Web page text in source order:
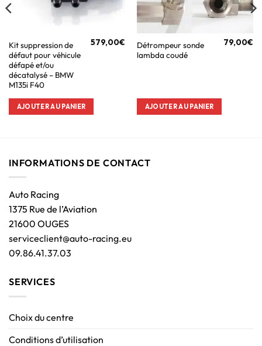
Kit suppression de
défaut pour véhicule
défapé et/ou
décatalysé – BMW
M135i F40
579,00€
AJOUTER AU PANIER
Détrompeur sonde
lambda coudé
79,00€
AJOUTER AU PANIER
INFORMATIONS DE CONTACT
Auto Racing
1375 Rue de l’Aviation
21600 OUGES
serviceclient@auto-racing.eu
09.86.41.37.03
SERVICES
Choix du centre
Conditions d’utilisation